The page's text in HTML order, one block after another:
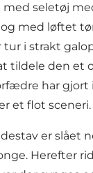
seletøj
med løftet
i strakt
tildele den et
har gjort
et flot sceneri.
er slået
Herefter